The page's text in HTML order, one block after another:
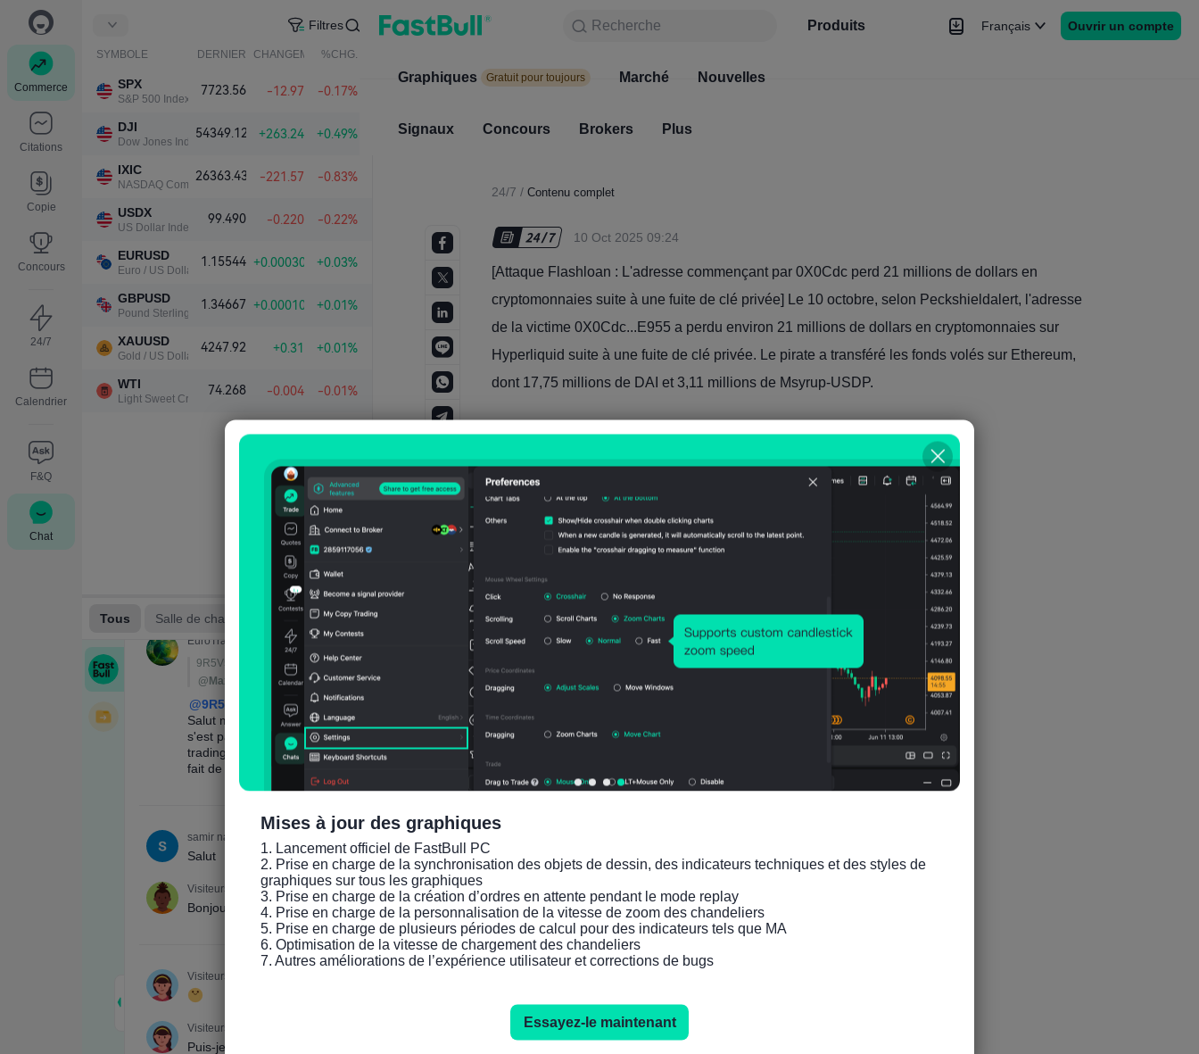
Commerce
Citations
Copie
Concours
24/7
Calendrier
F&Q
Chat
Filtres
SYMBOLE DERNIER CHANGEMENT NET.
%CHG.
SPX
S&P 500 Index
7723.56 -12.97 -0.17%
DJI
Dow Jones Industrial Average
54349.12 +263.24 +0.49%
IXIC
NASDAQ Composite Index
26363.43 -221.57 -0.83%
USDX
US Dollar Index
99.490 -0.220 -0.22%
EURUSD
Euro / US Dollar
1.15544 +0.00030 +0.03%
GBPUSD
Pound Sterling / US Dollar
1.34667 +0.00010 +0.01%
XAUUSD
Gold / US Dollar
4247.92 +0.31 +0.01%
WTI
Light Sweet Crude Oil
74.268 -0.004 -0.01%
Recherche Produits
Graphiques Gratuit pour toujours Marché
Signaux Concours
Français Ouvrir un compte
Recherche
Produits
Graphiques Gratuit pour toujours Marché Nouvelles
Signaux Concours Brokers Plus
24/7 / Contenu complet
10 Oct 2025 09:24
[Attaque Flashloan : L'adresse commençant par 0X0Cdc perd 21 millions de dollars en
cryptomonnaies suite à une fuite de clé privée] Le 10 octobre, selon Peckshieldalert, l'adresse
de la victime 0X0Cdc...E955 a perdu environ 21 millions de dollars en cryptomonnaies sur
Hyperliquid suite à une fuite de clé privée. Le pirate a transféré les fonds volés sur Ethereum,
dont 17,75 millions de DAI et 3,11 millions de Msyrup-USDP.
Mises à jour des graphiques
1. Lancement officiel de FastBull PC
2. Prise en charge de la synchronisation des objets de dessin, des indicateurs techniques et des styles de
graphiques sur tous les graphiques
3. Prise en charge de la création d’ordres en attente pendant le mode replay
4. Prise en charge de la personnalisation de la vitesse de zoom des chandeliers
5. Prise en charge de plusieurs périodes de calcul pour des indicateurs tels que MA
6. Optimisation de la vitesse de chargement des chandeliers
7. Autres améliorations de l’expérience utilisateur et corrections de bugs
Essayez-le maintenant